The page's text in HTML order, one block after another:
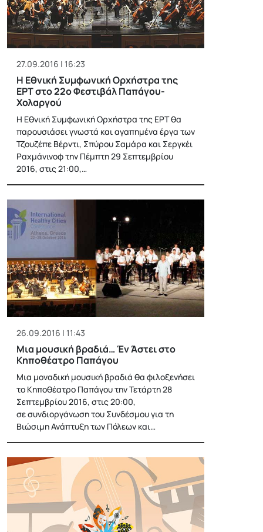
27.09.2016 | 16:23
Η Εθνική Συμφωνική Ορχήστρα της
ΕΡΤ στο 22ο Φεστιβάλ Παπάγου-
Χολαργού
Η Εθνική Συμφωνική Ορχήστρα της ΕΡΤ θα
παρουσιάσει γνωστά και αγαπημένα έργα των
Τζουζέπε Βέρντι, Σπύρου Σαμάρα και Σεργκέι
Ραχμάνινοφ την Πέμπτη 29 Σεπτεμβρίου
2016, στις 21:00,…
26.09.2016 | 11:43
Μια μουσική βραδιά… Έν Άστει στο
Κηποθέατρο Παπάγου
Μια μοναδική μουσική βραδιά θα φιλοξενήσει
το Κηποθέατρο Παπάγου την Τετάρτη 28
Σεπτεμβρίου 2016, στις 20:00,
σε συνδιοργάνωση του Συνδέσμου για τη
Βιώσιμη Ανάπτυξη των Πόλεων και…